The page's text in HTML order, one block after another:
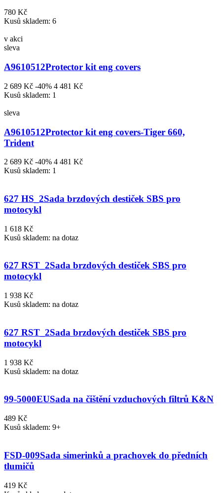
780 Kč
Kusů skladem: 6
v akci
sleva
A9610512Protector kit eng covers
2 689 Kč -40% 4 481 Kč
Kusů skladem: 1
sleva
A9610512Protector kit eng covers-Tiger 660,
Trident
2 689 Kč -40% 4 481 Kč
Kusů skladem: 1
627 HS_2Sada brzdových destiček SBS pro
motocykl
1 618 Kč
Kusů skladem: na dotaz
627 RST_2Sada brzdových destiček SBS pro
motocykl
1 938 Kč
Kusů skladem: na dotaz
627 RST_2Sada brzdových destiček SBS pro
motocykl
1 938 Kč
Kusů skladem: na dotaz
99-5000EUSada na čištění vzduchových filtrů K&N
489 Kč
Kusů skladem: 9+
FSD-009Sada simerinků a prachovek do předních
tlumičů
419 Kč